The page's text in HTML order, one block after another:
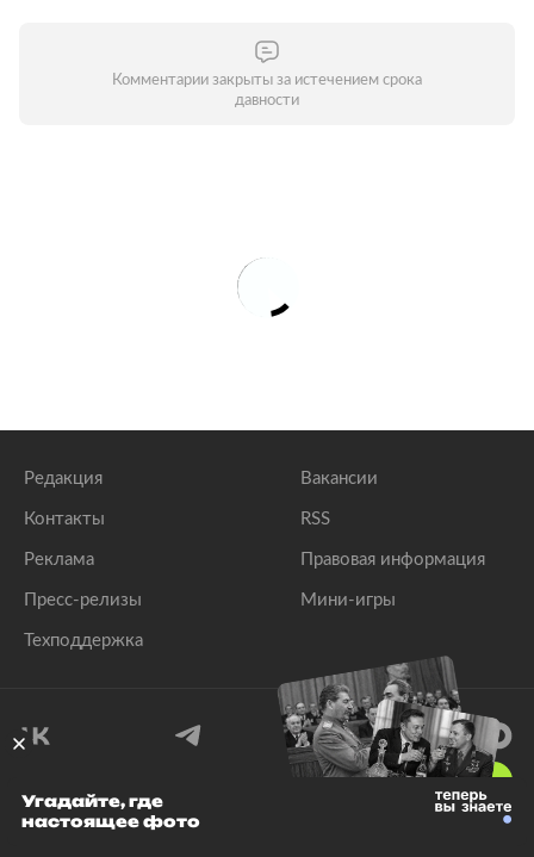
Комментарии закрыты за истечением срока
давности
Редакция
Контакты
Реклама
Пресс-релизы
Техподдержка
Вакансии
RSS
Правовая информация
Мини-игры
© 1999–2026 Все права защищены.
Угадайте, где
настоящее фото